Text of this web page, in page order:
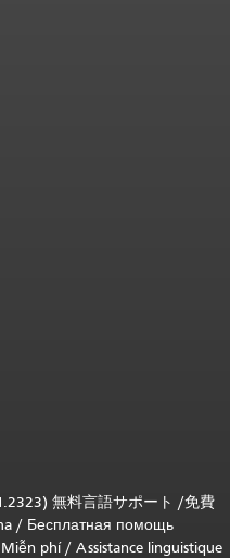
無料言語サポート /免費
/ Бесплатная помощь
phí/ Assistance linguistique